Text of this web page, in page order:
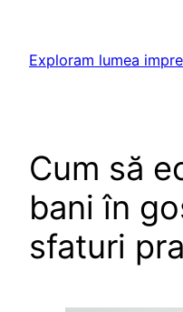
content
Exploram lumea
Cum să
bani în
sfaturi